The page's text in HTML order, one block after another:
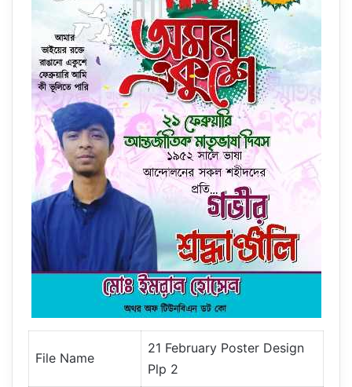
File Name
21 February Poster Design
Plp 2